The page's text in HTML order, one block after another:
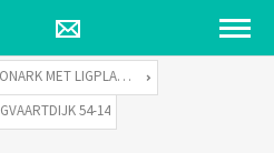
WOONARK MET LIGPLAATS
54-14